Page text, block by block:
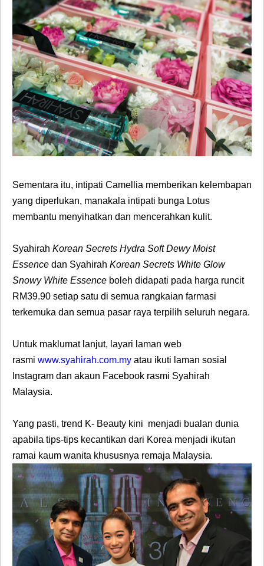
Sementara itu, intipati Camellia memberikan kelembapan
yang diperlukan, manakala intipati bunga Lotus
membantu menyihatkan dan mencerahkan kulit.
Syahirah Korean Secrets Hydra Soft Dewy Moist
Essence dan Syahirah Korean Secrets White Glow
Snowy White Essence boleh didapati pada harga runcit
RM39.90 setiap satu di semua rangkaian farmasi
terkemuka dan semua pasar raya terpilih seluruh negara.
Untuk maklumat lanjut, layari laman web
rasmi www.syahirah.com.my atau ikuti laman sosial
Instagram dan akaun Facebook rasmi Syahirah
Malaysia.
Yang pasti, trend K- Beauty kini menjadi bualan dunia
apabila tips-tips kecantikan dari Korea menjadi ikutan
ramai kaum wanita khususnya remaja Malaysia.